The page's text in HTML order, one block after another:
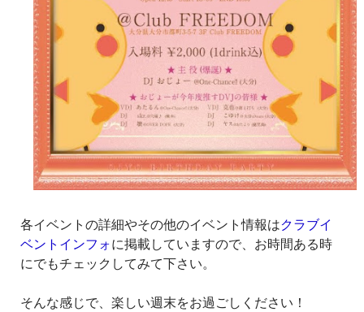
各イベントの詳細やその他のイベント情報はクラブイ
ベントインフォに掲載していますので、お時間ある時
にでもチェックしてみて下さい。
そんな感じで、楽しい週末をお過ごしください！